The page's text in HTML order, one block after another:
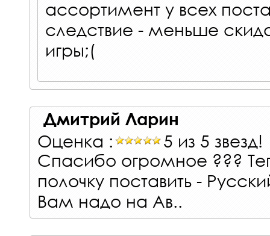
ассортимент у всех
следствие - меньше
игры;(
Дмитрий Ларин
Оценка :
5 из 5 звезд!
Спасибо огромное ???
полочку поставить -
Вам надо на Ав..